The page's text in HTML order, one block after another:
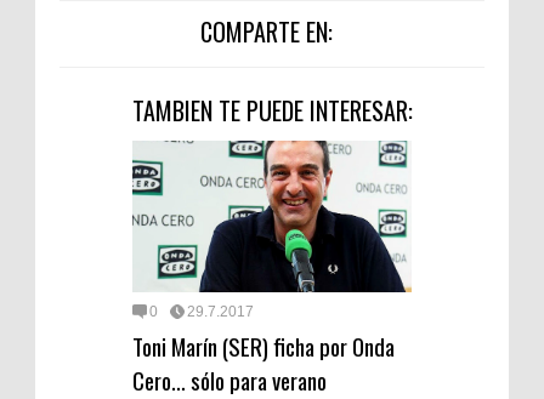
COMPARTE EN:
TAMBIEN TE PUEDE INTERESAR:
0 29.7.2017
Toni Marín (SER) ficha por Onda
Cero… sólo para verano